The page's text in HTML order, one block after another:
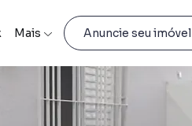
Mais Anuncie seu imóvel